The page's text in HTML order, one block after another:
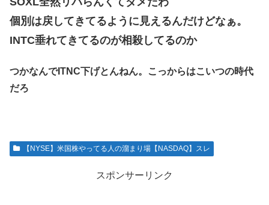
個別は戻してきてるように見えるんだけどなぁ。
INTC垂れてきてるのが相殺してるのか
つかなんでITNC下げとんねん。こっからはこいつの時代
だろ
【NYSE】米国株やってる人の溜まり場【NASDAQ】スレ
スポンサーリンク